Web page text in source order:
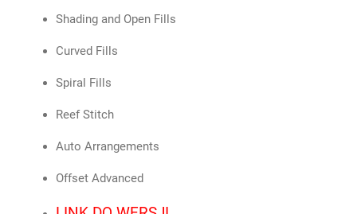
Shading and Open Fills
Curved Fills
Spiral Fills
Reef Stitch
Auto Arrangements
Offset Advanced